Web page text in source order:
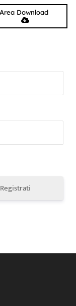
Area Download
Registrati